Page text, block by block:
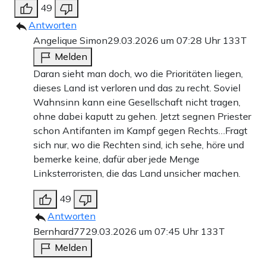
49
Antworten
Angelique Simon29.03.2026 um 07:28 Uhr 133T
Melden
Daran sieht man doch, wo die Prioritäten liegen,
dieses Land ist verloren und das zu recht. Soviel
Wahnsinn kann eine Gesellschaft nicht tragen,
ohne dabei kaputt zu gehen. Jetzt segnen Priester
schon Antifanten im Kampf gegen Rechts…Fragt
sich nur, wo die Rechten sind, ich sehe, höre und
bemerke keine, dafür aber jede Menge
Linksterroristen, die das Land unsicher machen.
49
Antworten
Bernhard7729.03.2026 um 07:45 Uhr 133T
Melden